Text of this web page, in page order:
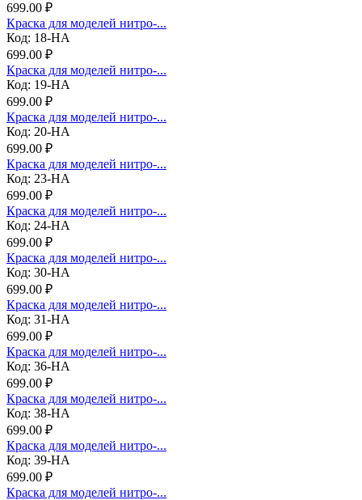
699.00 ₽
Краска для моделей нитро-...
Код: 18-НА
699.00 ₽
Краска для моделей нитро-...
Код: 19-НА
699.00 ₽
Краска для моделей нитро-...
Код: 20-НА
699.00 ₽
Краска для моделей нитро-...
Код: 23-НА
699.00 ₽
Краска для моделей нитро-...
Код: 24-НА
699.00 ₽
Краска для моделей нитро-...
Код: 30-НА
699.00 ₽
Краска для моделей нитро-...
Код: 31-НА
699.00 ₽
Краска для моделей нитро-...
Код: 36-НА
699.00 ₽
Краска для моделей нитро-...
Код: 38-НА
699.00 ₽
Краска для моделей нитро-...
Код: 39-НА
699.00 ₽
Краска для моделей нитро-...